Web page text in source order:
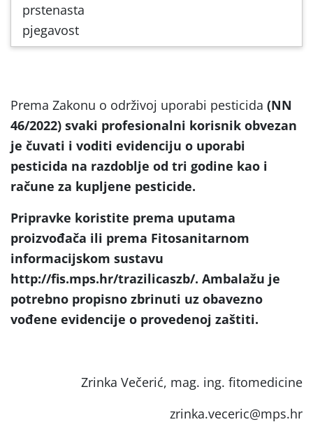
prstenasta
pjegavost
Prema Zakonu o održivoj uporabi pesticida (NN
46/2022) svaki profesionalni korisnik obvezan
je čuvati i voditi evidenciju o uporabi
pesticida na razdoblje od tri godine kao i
račune za kupljene pesticide.
Pripravke koristite prema uputama
proizvođača ili prema Fitosanitarnom
informacijskom sustavu
http://fis.mps.hr/trazilicaszb/. Ambalažu je
potrebno propisno zbrinuti uz obavezno
vođene evidencije o provedenoj zaštiti.
Zrinka Večerić, mag. ing. fitomedicine
zrinka.veceric@mps.hr